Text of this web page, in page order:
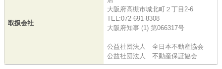
取扱会社
大阪府高槻市城北町２丁目2-6
TEL:072-691-8308
大阪府知事 (1) 第066317号
公益社団法人 全日本不動産協会
公益社団法人 不動産保証協会